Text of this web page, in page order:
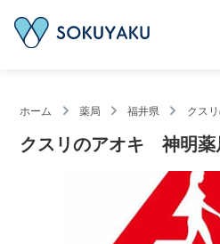
ホーム 薬局 福井県 クス
クスリのアオキ 神明薬